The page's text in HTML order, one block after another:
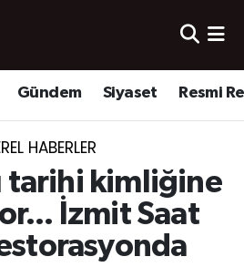
Gündem Siyaset Resmi
HABERLER
tarihi kimliğine
İzmit Saat
Durumu ve Fikstür